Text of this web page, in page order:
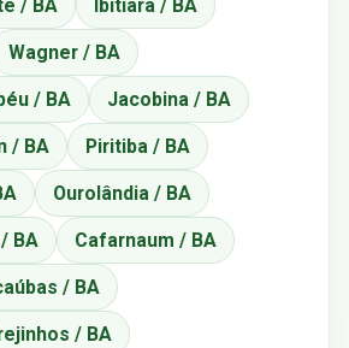
/ BA Ibitiara / BA
Wagner / BA
/ BA Jacobina / BA
/ BA Piritiba / BA
Ourolândia / BA
BA Cafarnaum / BA
/ BA
/ BA